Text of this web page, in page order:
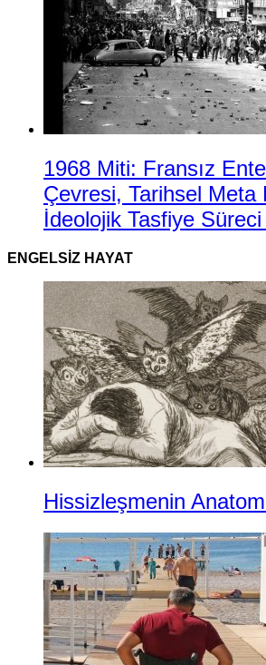
1968 Miti: Fransız
Çevresi, Tarihsel Meta
İdeolojik Tasfiye Süreci
ENGELSIZ HAYAT
Hissizleşmenin